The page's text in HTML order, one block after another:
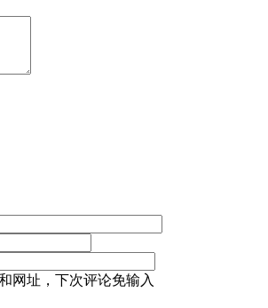
网址，下次评论免输入